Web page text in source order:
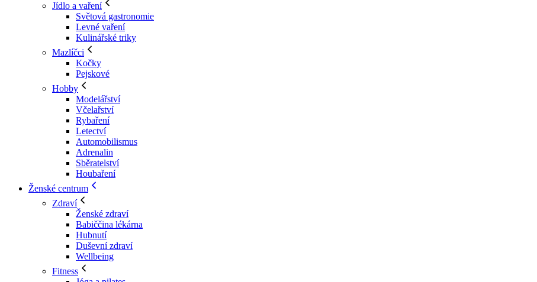
Jídlo a vaření
Světová gastronomie
Levné vaření
Kulinářské triky
Mazlíčci
Kočky
Pejskové
Hobby
Modelářství
Včelařství
Rybaření
Letectví
Automobilismus
Adrenalin
Sběratelství
Houbaření
Ženské centrum
Zdraví
Ženské zdraví
Babiččina lékárna
Hubnutí
Duševní zdraví
Wellbeing
Fitness